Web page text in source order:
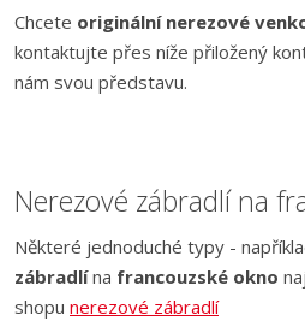
Chcete originální nerezové
kontaktujte přes níže přiložený
nám svou představu.
Nerezové zábradlí na
Některé jednoduché typy -
zábradlína francouzské okno
shopu nerezové zábradlí